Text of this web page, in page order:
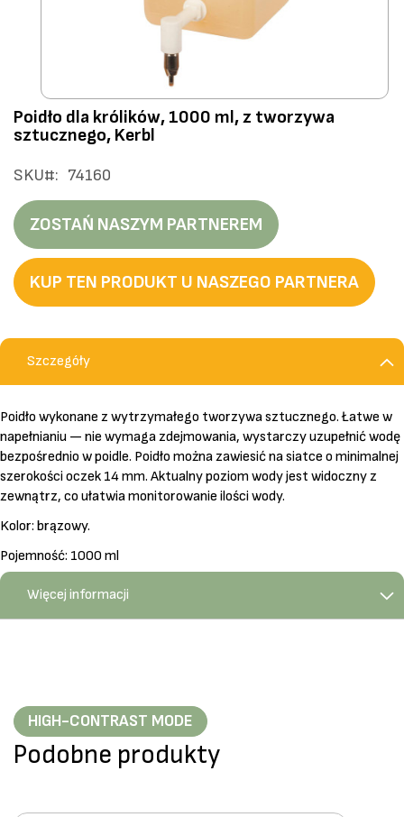
Przejdź
na
galerii
Poidło dla królików, 1000 ml, z tworzywa
sztucznego, Kerbl
SKU 74160
ZOSTAŃ NASZYM PARTNEREM
KUP TEN PRODUKT U NASZEGO PARTNERA
Szczegóły
Poidło wykonane z wytrzymałego tworzywa sztucznego. Łatwe w
napełnianiu — nie wymaga zdejmowania, wystarczy uzupełnić wodę
bezpośrednio w poidle. Poidło można zawiesić na siatce o minimalnej
szerokości oczek 14 mm. Aktualny poziom wody jest widoczny z
zewnątrz, co ułatwia monitorowanie ilości wody.
Kolor: brązowy.
Pojemność: 1000 ml
Więcej informacji
HIGH-CONTRAST MODE
Podobne produkty